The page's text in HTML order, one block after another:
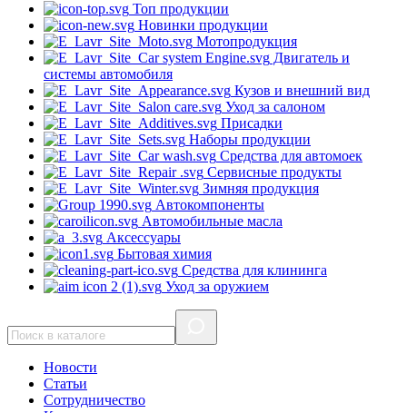
Топ продукции
Новинки продукции
Мотопродукция
Двигатель и
системы автомобиля
Кузов и внешний вид
Уход за салоном
Присадки
Наборы продукции
Средства для автомоек
Сервисные продукты
Зимняя продукция
Автокомпоненты
Автомобильные масла
Аксессуары
Бытовая химия
Средства для клининга
Уход за оружием
Новости
Статьи
Сотрудничество